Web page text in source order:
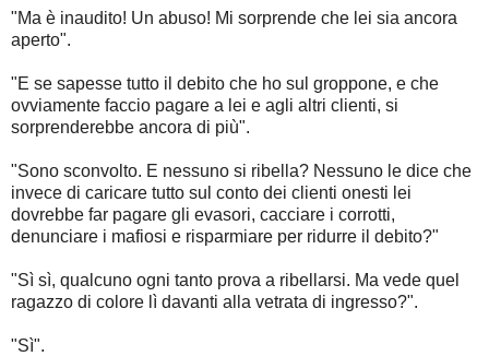
"Ma è inaudito! Un abuso! Mi sorprende che lei sia ancora
aperto".
"E se sapesse tutto il debito che ho sul groppone, e che
ovviamente faccio pagare a lei e agli altri clienti, si
sorprenderebbe ancora di più".
"Sono sconvolto. E nessuno si ribella? Nessuno le dice che
invece di caricare tutto sul conto dei clienti onesti lei
dovrebbe far pagare gli evasori, cacciare i corrotti,
denunciare i mafiosi e risparmiare per ridurre il debito?"
"Sì sì, qualcuno ogni tanto prova a ribellarsi. Ma vede quel
ragazzo di colore lì davanti alla vetrata di ingresso?".
"Sì".